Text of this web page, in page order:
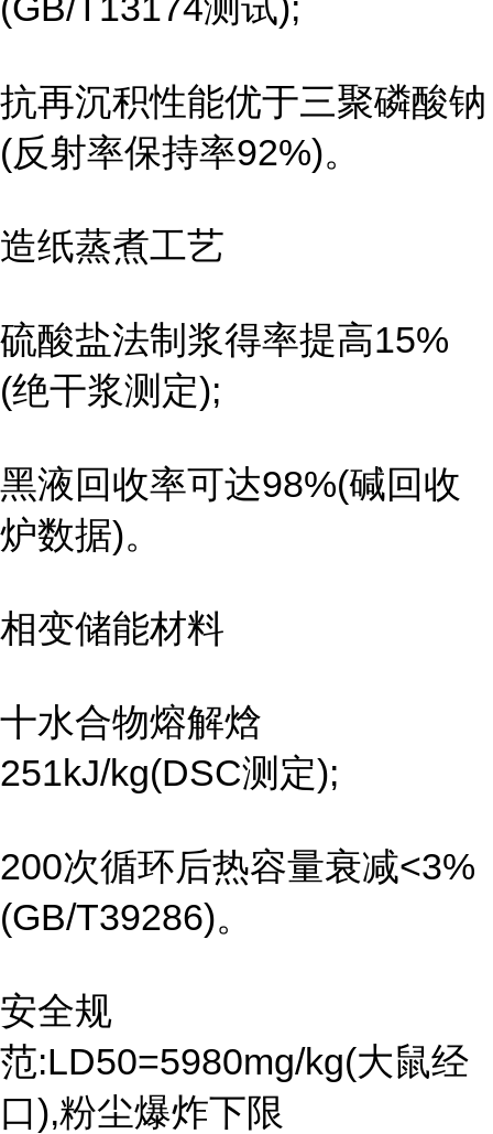
抗再沉积性能优于三聚磷酸钠
(反射率保持率92%)。
造纸蒸煮工艺
硫酸盐法制浆得率提高15%
(绝干浆测定);
黑液回收率可达98%(碱回收
炉数据)。
相变储能材料
十水合物熔解焓
251kJ/kg(DSC测定);
200次循环后热容量衰减<3%
(GB/T39286)。
安全规
范:LD50=5980mg/kg(大鼠经
口),粉尘爆炸下限